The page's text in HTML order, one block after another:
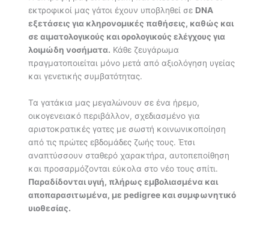
εκτροφικοί μας γάτοι έχουν υποβληθεί σε DNA
εξετάσεις για κληρονομικές παθήσεις, καθώς και
σε αιματολογικούς και ορολογικούς ελέγχους για
λοιμώδη νοσήματα. Κάθε ζευγάρωμα
πραγματοποιείται μόνο μετά από αξιολόγηση υγείας
και γενετικής συμβατότητας.
Τα γατάκια μας μεγαλώνουν σε ένα ήρεμο,
οικογενειακό περιβάλλον, σχεδιασμένο για
αριστοκρατικές γατες με σωστή κοινωνικοποίηση
από τις πρώτες εβδομάδες ζωής τους. Έτσι
αναπτύσσουν σταθερό χαρακτήρα, αυτοπεποίθηση
και προσαρμόζονται εύκολα στο νέο τους σπίτι.
Παραδίδονται υγιή, πλήρως εμβολιασμένα και
αποπαρασιτωμένα, με pedigree και συμφωνητικό
υιοθεσίας.